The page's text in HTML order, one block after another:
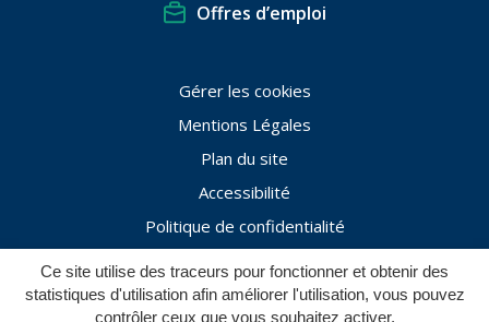
Ce site utilise des traceurs pour fonctionner et obtenir des
statistiques d'utilisation afin améliorer l'utilisation, vous pouvez
contrôler ceux que vous souhaitez activer.
Offres d’emploi
Gérer les cookies
Mentions Légales
Plan du site
Accessibilité
Politique de confidentialité